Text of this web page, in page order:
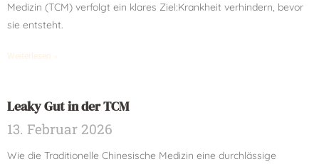
Medizin (TCM) verfolgt ein klares Ziel:Krankheit verhindern, bevor
sie entsteht.
Weiterlesen »
Leaky Gut in der TCM
13. Februar 2026
Wie die Traditionelle Chinesische Medizin eine durchlässige